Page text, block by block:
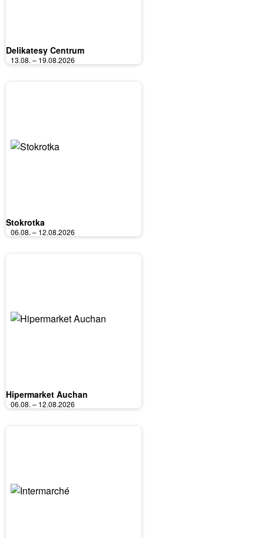
Delikatesy Centrum
13.08. – 19.08.2026
Stokrotka
06.08. – 12.08.2026
Hipermarket Auchan
06.08. – 12.08.2026